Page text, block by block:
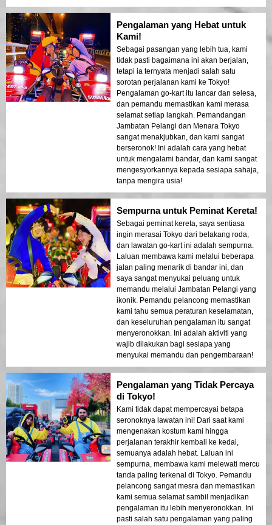
Pengalaman yang Hebat untuk
Kami!
Sebagai pasangan yang lebih tua, kami
tidak pasti bagaimana ini akan berjalan,
tetapi ia ternyata menjadi salah satu
sorotan perjalanan kami ke Tokyo!
Pengalaman go-kart itu lancar dan selesa,
dan pemandu memastikan kami merasa
selamat setiap langkah. Pemandangan
Jambatan Pelangi dan Menara Tokyo
sangat menakjubkan, dan kami sangat
berseronok! Ini adalah cara yang hebat
untuk mengalami bandar, dan kami sangat
mengesyorkannya kepada sesiapa sahaja,
tanpa mengira usia!
Sempurna untuk Peminat Kereta!
Sebagai peminat kereta, saya sentiasa
ingin merasai Tokyo dari belakang roda,
dan lawatan go-kart ini adalah sempurna.
Laluan membawa kami melalui beberapa
jalan paling menarik di bandar ini, dan
saya sangat menyukai peluang untuk
memandu melalui Jambatan Pelangi yang
ikonik. Pemandu pelancong memastikan
kami tahu semua peraturan keselamatan,
dan keseluruhan pengalaman itu sangat
menyeronokkan. Ini adalah aktiviti yang
wajib dilakukan bagi sesiapa yang
menyukai memandu dan pengembaraan!
Pengalaman yang Tidak Percaya
di Tokyo!
Kami tidak dapat mempercayai betapa
seronoknya lawatan ini! Dari saat kami
mengenakan kostum kami hingga
perjalanan terakhir kembali ke kedai,
semuanya adalah hebat. Laluan ini
sempurna, membawa kami melewati mercu
tanda paling terkenal di Tokyo. Pemandu
pelancong sangat mesra dan memastikan
kami semua selamat sambil menjadikan
pengalaman itu lebih menyeronokkan. Ini
pasti salah satu pengalaman yang paling